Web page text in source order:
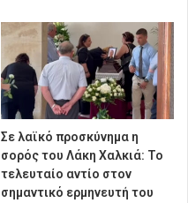
Σε λαϊκό προσκύνημα η
σορός του Λάκη Χαλκιά: Το
τελευταίο αντίο στον
σημαντικό ερμηνευτή του